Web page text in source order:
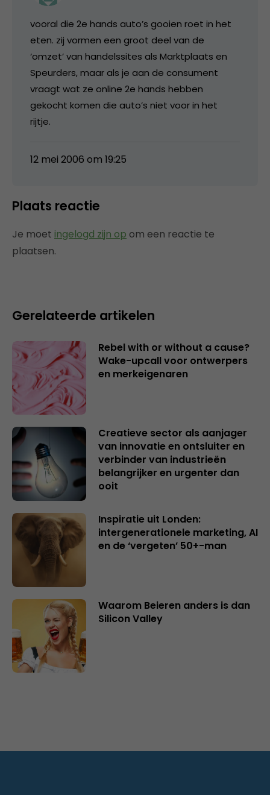
vooral die 2e hands auto’s gooien roet in het
eten. zij vormen een groot deel van de
‘omzet’ van handelssites als Marktplaats en
Speurders, maar als je aan de consument
vraagt wat ze online 2e hands hebben
gekocht komen die auto’s niet voor in het
rijtje.
12 mei 2006 om 19:25
Plaats reactie
Je moet ingelogd zijn op om een reactie te
plaatsen.
Gerelateerde artikelen
Rebel with or without a cause?
Wake-upcall voor ontwerpers
en merkeigenaren
Creatieve sector als aanjager
van innovatie en ontsluiter en
verbinder van industrieën
belangrijker en urgenter dan
ooit
Inspiratie uit Londen:
intergenerationele marketing, AI
en de ‘vergeten’ 50+-man
Waarom Beieren anders is dan
Silicon Valley